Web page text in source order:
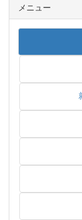
メニュー